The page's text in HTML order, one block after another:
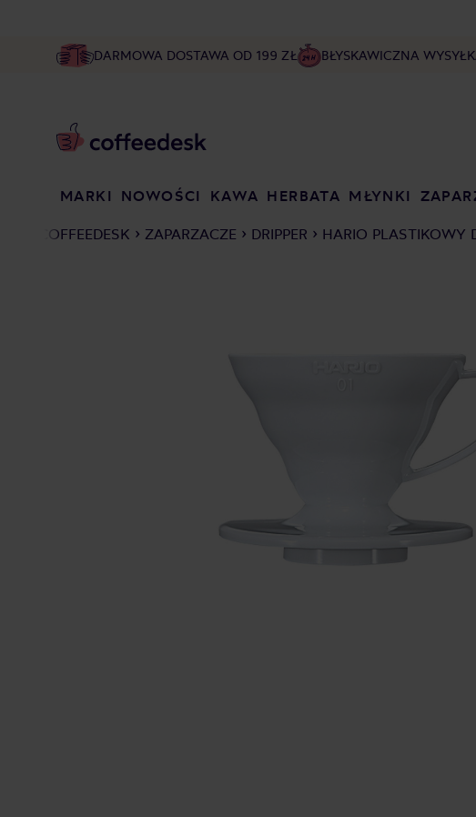
DARMOWA DOSTAWA OD 199 ZŁ BŁYSKAWICZNA
MARKI NOWOŚCI KAWA HERBATA MŁYNKI
COFFEEDESK ZAPARZACZE DRIPPER HARIO PLASTIKOWY